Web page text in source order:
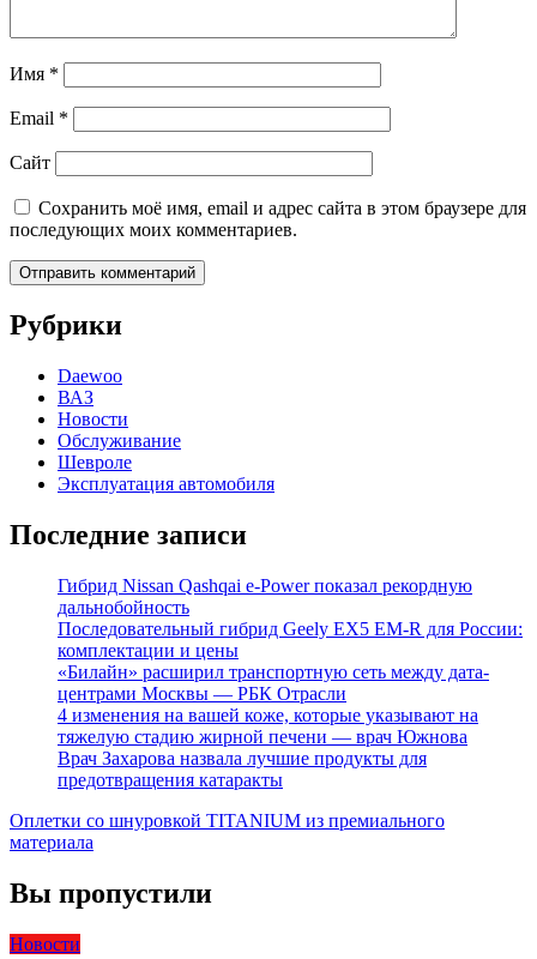
Имя *
Email *
Сайт
Сохранить моё имя, email и адрес сайта в этом браузере для
последующих моих комментариев.
Рубрики
Daewoo
ВАЗ
Новости
Обслуживание
Шевроле
Эксплуатация автомобиля
Последние записи
Гибрид Nissan Qashqai e-Power показал рекордную
дальнобойность
Последовательный гибрид Geely EX5 EM-R для России:
комплектации и цены
«Билайн» расширил транспортную сеть между дата-
центрами Москвы — РБК Отрасли
4 изменения на вашей коже, которые указывают на
тяжелую стадию жирной печени — врач Южнова
Врач Захарова назвала лучшие продукты для
предотвращения катаракты
Оплетки со шнуровкой TITANIUM из премиального
материала
Вы пропустили
Новости